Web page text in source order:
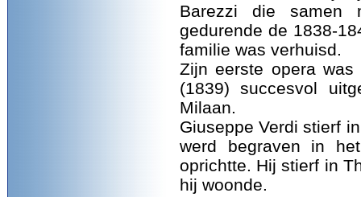
Barezzi die samen
gedurende de 1838-
familie was verhuisd.
Zijn eerste opera was
(1839) succesvol
Milaan.
Giuseppe Verdi stierf
werd begraven in
oprichtte. Hij stierf in
hij woonde.